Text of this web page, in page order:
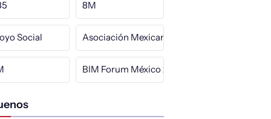
8M
Social Asociación Mexicana de Hidráulica
BIM Forum México 2025